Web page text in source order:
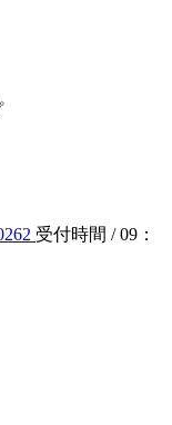
受付時間 / 09：